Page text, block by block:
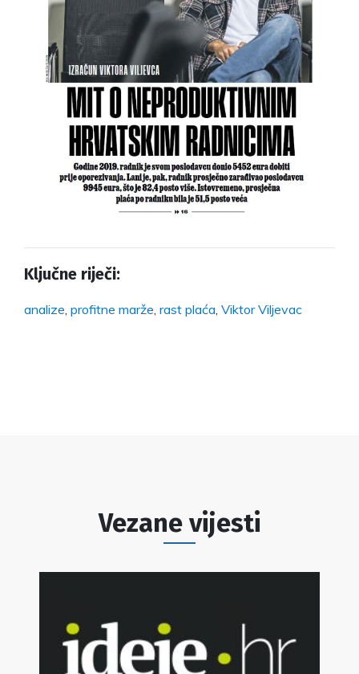
Ključne riječi:
analize profitne marže rast plaća Viktor Viljevac
Vezane vijesti